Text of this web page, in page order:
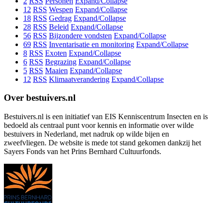
12 RSS Wespen Expand/Collapse
18 RSS Gedrag Expand/Collapse
28 RSS Beleid Expand/Collapse
56 RSS Bijzondere vondsten Expand/Collapse
69 RSS Inventarisatie en monitoring Expand/Collapse
8 RSS Exoten Expand/Collapse
6 RSS Begrazing Expand/Collapse
5 RSS Maaien Expand/Collapse
12 RSS Klimaatverandering Expand/Collapse
Over bestuivers.nl
Bestuivers.nl is een initiatief van EIS Kenniscentrum Insecten en is
bedoeld als centraal punt voor kennis en informatie over wilde
bestuivers in Nederland, met nadruk op wilde bijen en
zweefvliegen. De website is mede tot stand gekomen dankzij het
Sayers Fonds van het Prins Bernhard Cultuurfonds.